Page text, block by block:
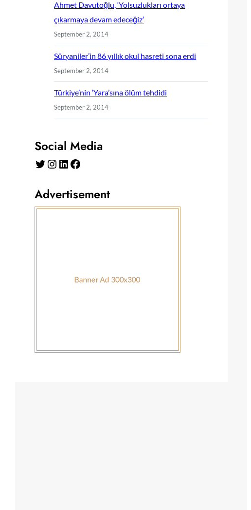
Ahmet Davutoğlu, ‘Yolsuzlukları ortaya
çıkarmaya devam edeceğiz’
September 2, 2014
Süryaniler’in 86 yıllık okul hasreti sona erdi
September 2, 2014
Türkiye’nin ‘Yara’sına ölüm tehdidi
September 2, 2014
Social Media
Twitter Instagram LinkedIn Facebook
Advertisement